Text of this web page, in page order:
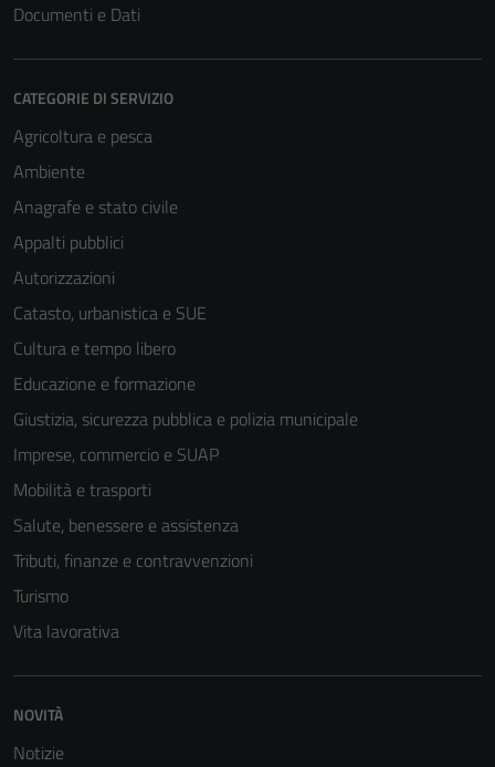
Documenti e Dati
CATEGORIE DI SERVIZIO
Agricoltura e pesca
Ambiente
Anagrafe e stato civile
Appalti pubblici
Autorizzazioni
Catasto, urbanistica e SUE
Cultura e tempo libero
Educazione e formazione
Giustizia, sicurezza pubblica e polizia municipale
Imprese, commercio e SUAP
Mobilità e trasporti
Salute, benessere e assistenza
Tributi, finanze e contravvenzioni
Turismo
Vita lavorativa
NOVITÀ
Notizie